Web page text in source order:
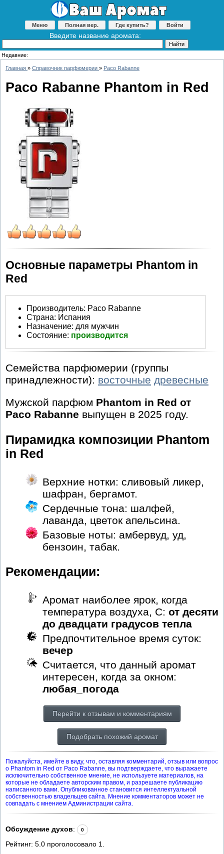
Меню Полная вер. Где купить? Войти
Введите название аромата:
Недавние:
Главная » Справочник парфюмерии » Paco Rabanne
Paco Rabanne Phantom in Red
Основные параметры Phantom in
Red
Производитель: Paco Rabanne
Страна: Испания
Назначение: для мужчин
Состояние: производится
Семейства парфюмерии (группы
принадлежности): восточные древесные
Мужской парфюм Phantom in Red от
Paco Rabanne выпущен в 2025 году.
Пирамидка композиции Phantom
in Red
Верхние нотки: сливовый ликер,
шафран, бергамот.
Сердечные тона: шалфей,
лаванда, цветок апельсина.
Базовые ноты: амбервуд, уд,
бензоин, табак.
Рекомендации:
Аромат наиболее ярок, когда
температура воздуха, С: от десяти
до двадцати градусов тепла
Предпочтительное время суток:
вечер
Считается, что данный аромат
интересен, когда за окном:
любая_погода
Перейти к отзывам и комментариям
Подобрать похожий аромат
Пожалуйста, имейте в виду, что, оставляя комментарий, отзыв или вопрос
о Phantom in Red от Paco Rabanne, вы подтверждаете, что выражаете
исключительно собственное мнение, не используете материалов, на
которые не обладаете авторским правом, и разрешаете публикацию
написанного вами. Опубликованное становится интеллектуальной
собственностью владельцев сайта. Мнение комментаторов может не
совпадать с мнением Администрации сайта.
Обсуждение духов: 0
Рейтинг: 5.0 проголосовало 1